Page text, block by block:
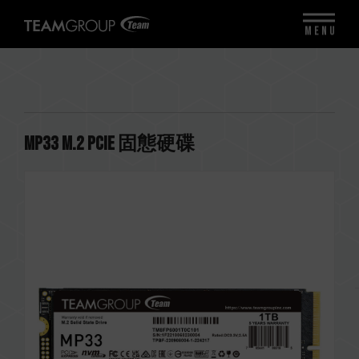
MP33 M.2 PCIe 固態硬碟
MENU